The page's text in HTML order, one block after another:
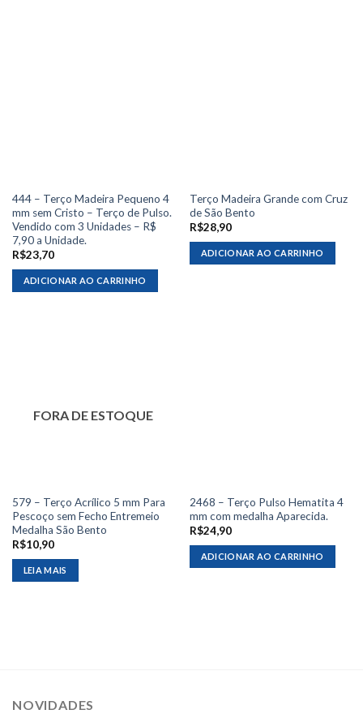
444 – Terço Madeira Pequeno 4
mm sem Cristo – Terço de Pulso.
Vendido com 3 Unidades – R$
7,90 a Unidade.
R$23,70
ADICIONAR AO CARRINHO
Terço Madeira Grande com Cruz
de São Bento
R$28,90
ADICIONAR AO CARRINHO
FORA DE ESTOQUE
579 – Terço Acrílico 5 mm Para
Pescoço sem Fecho Entremeio
Medalha São Bento
R$10,90
LEIA MAIS
2468 – Terço Pulso Hematita 4
mm com medalha Aparecida.
R$24,90
ADICIONAR AO CARRINHO
NOVIDADES